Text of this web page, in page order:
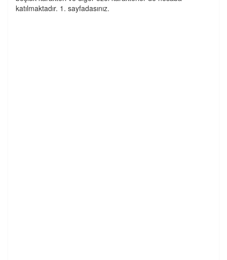
katılmaktadır. 1. sayfadasınız.